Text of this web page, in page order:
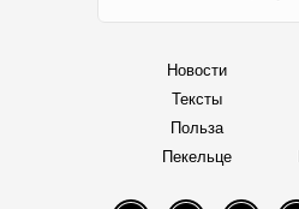
Новости
Тексты
Польза
Пекельце